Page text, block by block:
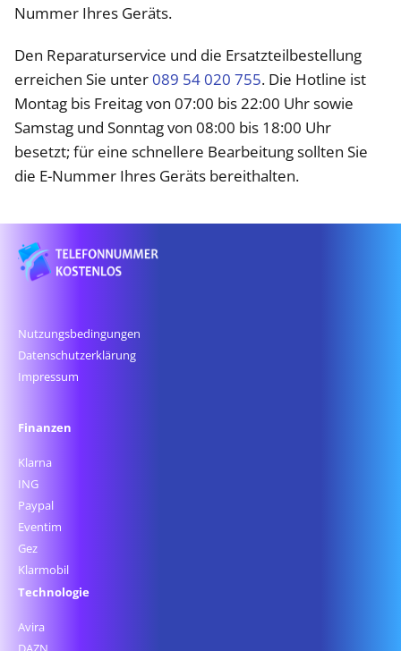
Nummer Ihres Geräts.
Den Reparaturservice und die Ersatzteilbestellung
erreichen Sie unter089 54 020 755. Die Hotline ist
Montag bis Freitag von 07:00 bis 22:00 Uhr sowie
Samstag und Sonntag von 08:00 bis 18:00 Uhr
besetzt; für eine schnellere Bearbeitung sollten Sie
die E-Nummer Ihres Geräts bereithalten.
Nutzungsbedingungen
Datenschutz­erklärung
Impressum
Finanzen
Klarna
ING
Paypal
Eventim
Gez
Klarmobil
Technologie
Avira